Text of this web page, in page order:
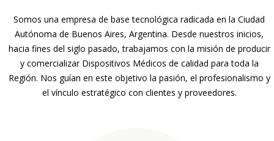
Somos una empresa de base tecnológica radicada en la Ciudad
Autónoma de Buenos Aires, Argentina. Desde nuestros inicios,
hacia fines del siglo pasado, trabajamos con la misión de producir
y comercializar Dispositivos Médicos de calidad para toda la
Región. Nos guían en este objetivo la pasión, el profesionalismo y
el vínculo estratégico con clientes y proveedores.